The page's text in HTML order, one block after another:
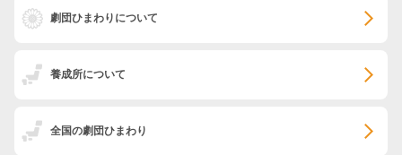
劇団ひまわりについて
養成所について
全国の劇団ひまわり